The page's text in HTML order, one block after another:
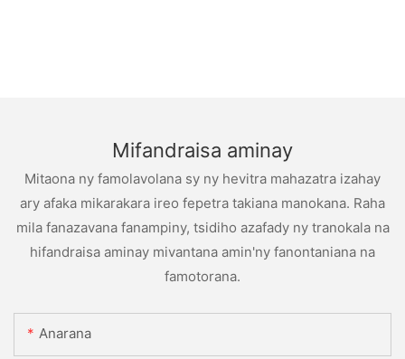
Mifandraisa aminay
Mitaona ny famolavolana sy ny hevitra mahazatra izahay
ary afaka mikarakara ireo fepetra takiana manokana. Raha
mila fanazavana fanampiny, tsidiho azafady ny tranokala na
hifandraisa aminay mivantana amin'ny fanontaniana na
famotorana.
Anarana